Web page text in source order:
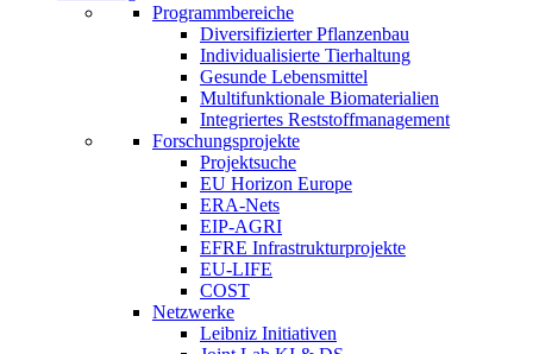
Programmbereiche
Diversifizierter Pflanzenbau
Individualisierte Tierhaltung
Gesunde Lebensmittel
Multifunktionale Biomaterialien
Integriertes Reststoffmanagement
Forschungsprojekte
Projektsuche
EU Horizon Europe
ERA-Nets
EIP-AGRI
EFRE Infrastrukturprojekte
EU-LIFE
COST
Netzwerke
Leibniz Initiativen